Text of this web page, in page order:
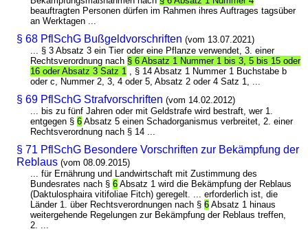
beauftragten Personen dürfen im Rahmen ihres Auftrages tagsüber
an Werktagen ...
§ 68 PflSchG Bußgeldvorschriften (vom 13.07.2021)
... § 3 Absatz 3 ein Tier oder eine Pflanze verwendet, 3. einer
Rechtsverordnung nach § 6 Absatz 1 Nummer 1 bis 3, 5 bis 15 oder
16 oder Absatz 3 Satz 1
, § 14 Absatz 1 Nummer 1 Buchstabe b
oder c, Nummer 2, 3, 4 oder 5, Absatz 2 oder 4 Satz 1, ...
§ 69 PflSchG Strafvorschriften (vom 14.02.2012)
... bis zu fünf Jahren oder mit Geldstrafe wird bestraft, wer 1.
entgegen §6 Absatz 5 einen Schadorganismus verbreitet, 2. einer
Rechtsverordnung nach § 14 ...
§ 71 PflSchG Besondere Vorschriften zur Bekämpfung der
Reblaus (vom 08.09.2015)
... für Ernährung und Landwirtschaft mit Zustimmung des
Bundesrates nach §6 Absatz 1 wird die Bekämpfung der Reblaus
(Daktulosphaira vitifoliae Fitch) geregelt. ... erforderlich ist, die
Länder 1. über Rechtsverordnungen nach §6 Absatz 1 hinaus
weitergehende Regelungen zur Bekämpfung der Reblaus treffen,
2. ...